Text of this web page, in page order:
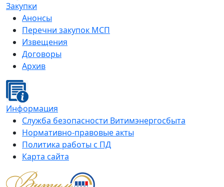
Закупки
Анонсы
Перечни закупок МСП
Извещения
Договоры
Архив
Информация
Служба безопасности Витимэнергосбыта
Нормативно-правовые акты
Политика работы с ПД
Карта сайта